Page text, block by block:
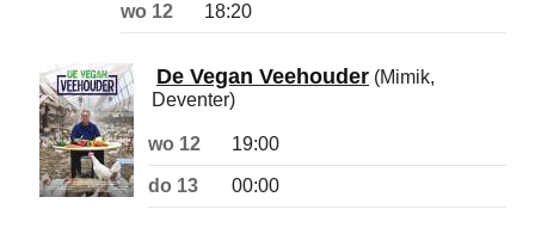
wo 12 18:20
De Vegan Veehouder (Mimik,
Deventer)
wo 12 19:00
do 13 00:00